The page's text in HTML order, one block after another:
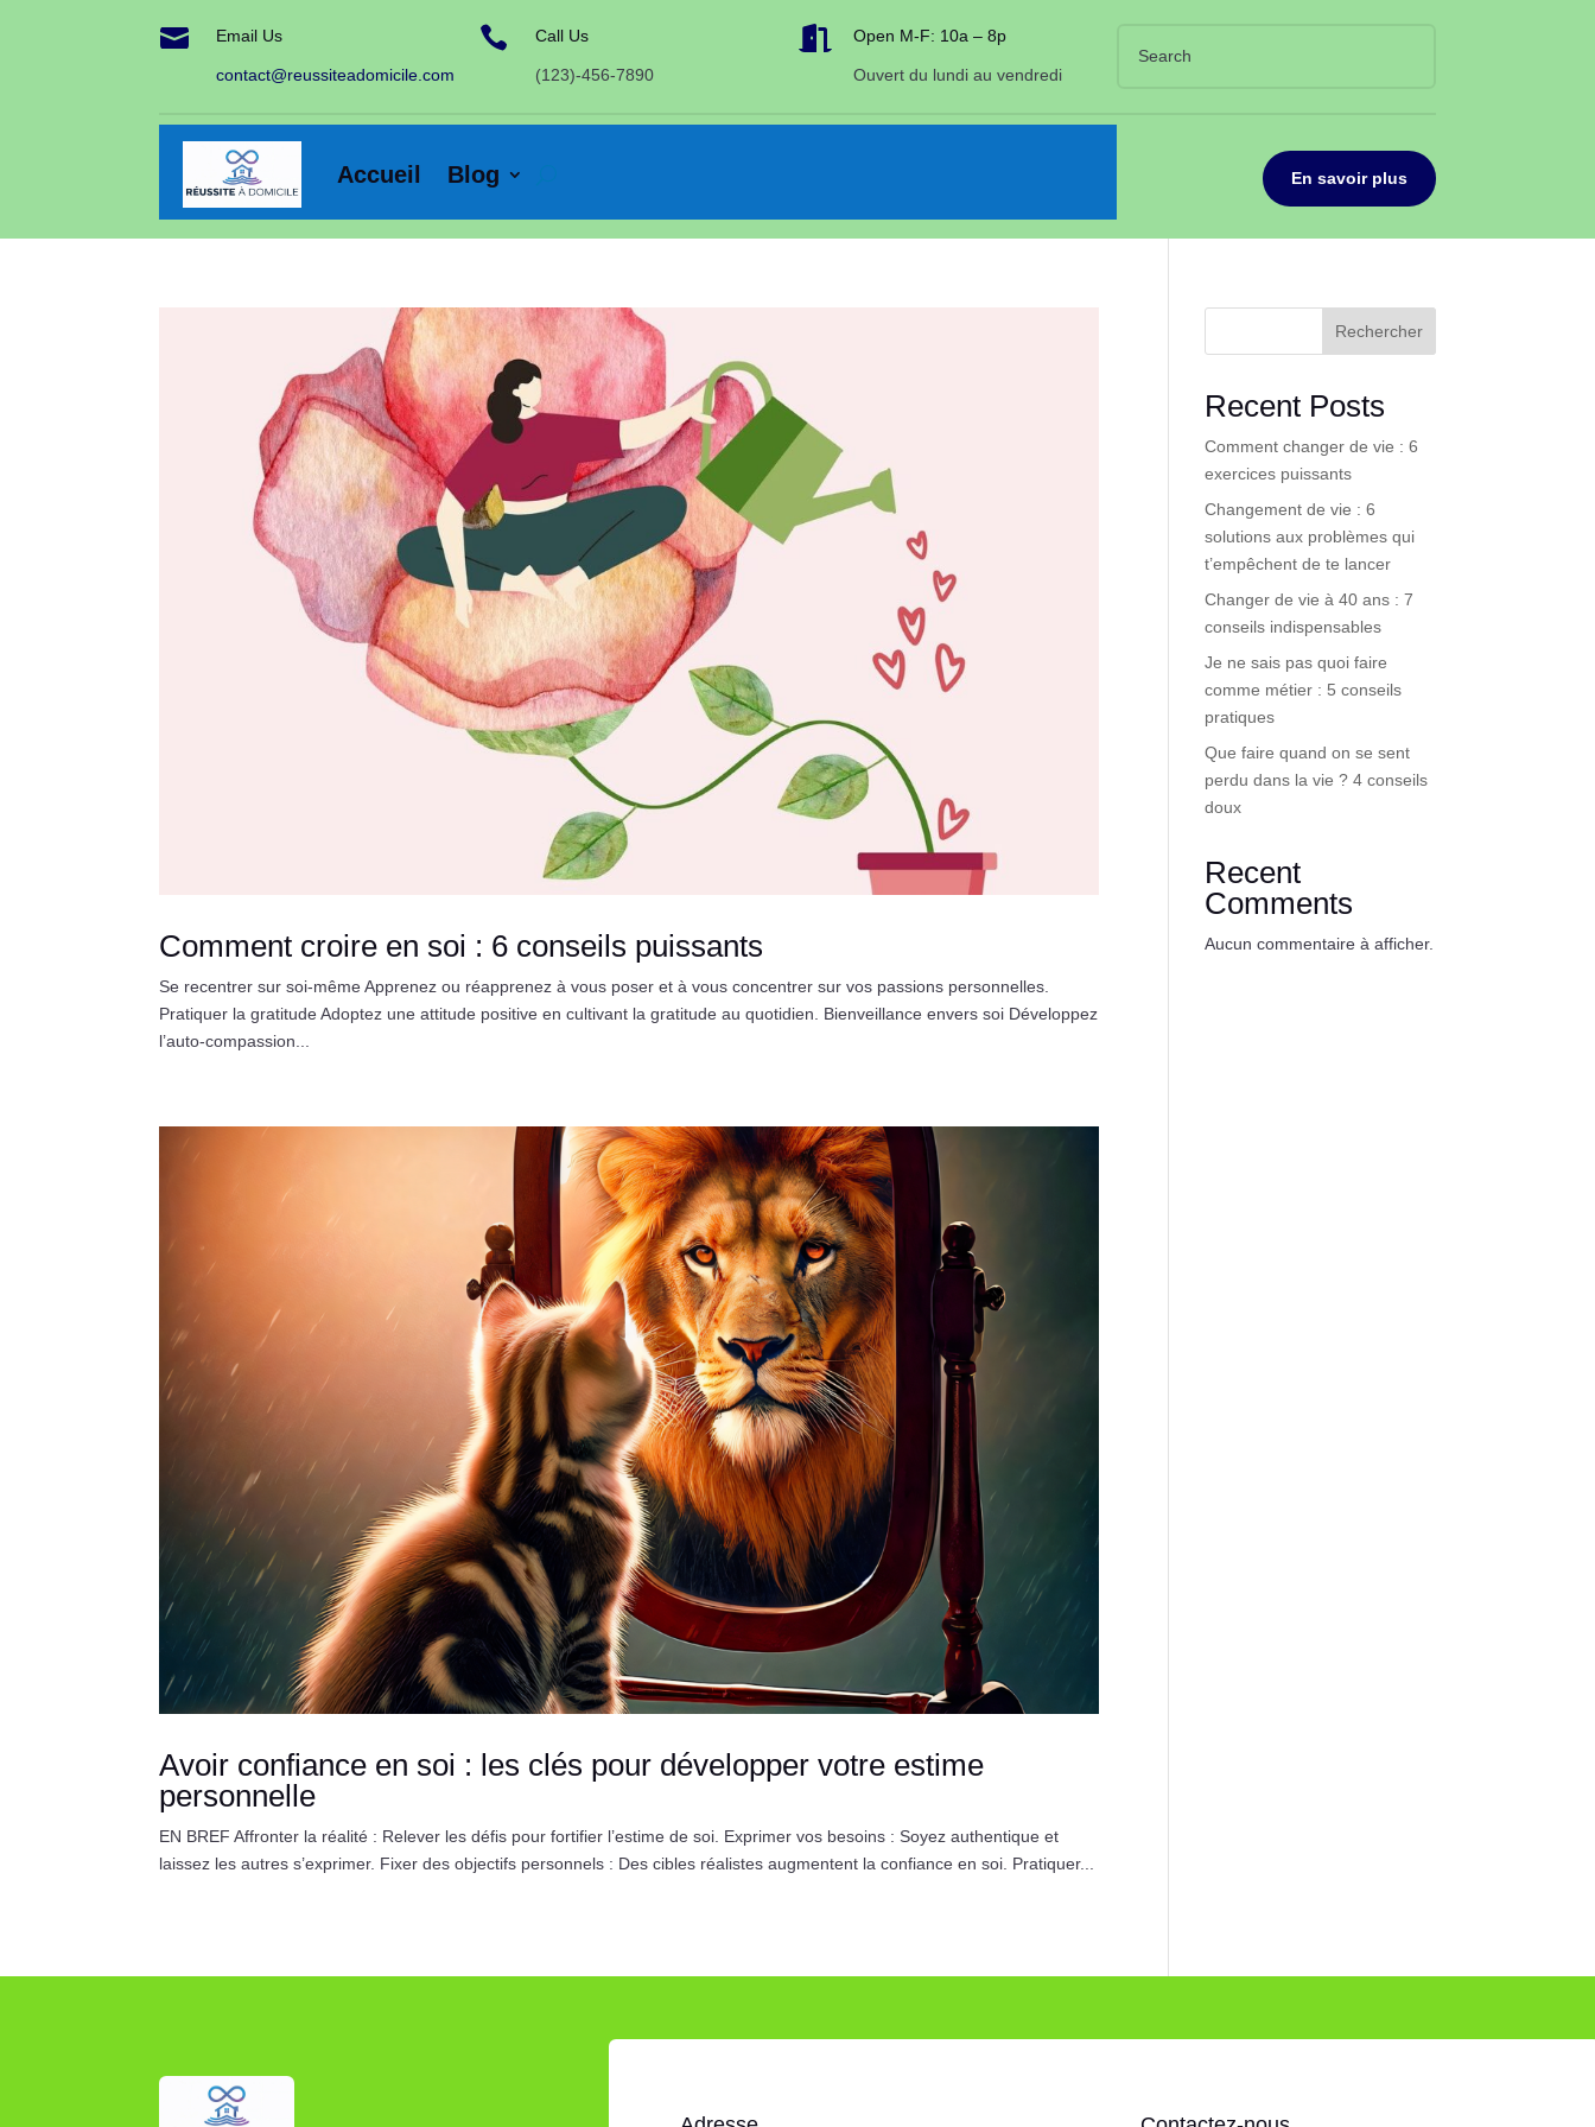
 Email Us
contact@reussiteadomicile.com
 Call Us
(123)-456-7890
 Open M-F: 10a – 8p
Ouvert du lundi au vendredi
Accueil Blog En savoir plus
Comment croire en soi : 6 conseils puissants
Se recentrer sur soi-même Apprenez ou réapprenez à vous poser et à vous concentrer sur vos passions personnelles.
Pratiquer la gratitude Adoptez une attitude positive en cultivant la gratitude au quotidien. Bienveillance envers soi Développez
l’auto-compassion...
Avoir confiance en soi : les clés pour développer votre estime
personnelle
EN BREF Affronter la réalité : Relever les défis pour fortifier l’estime de soi. Exprimer vos besoins : Soyez authentique et
laissez les autres s’exprimer. Fixer des objectifs personnels : Des cibles réalistes augmentent la confiance en soi. Pratiquer...
Rechercher
Recent Posts
Comment changer de vie : 6
exercices puissants
Changement de vie : 6
solutions aux problèmes qui
t’empêchent de te lancer
Changer de vie à 40 ans : 7
conseils indispensables
Je ne sais pas quoi faire
comme métier : 5 conseils
pratiques
Que faire quand on se sent
perdu dans la vie ? 4 conseils
doux
Recent
Comments
Aucun commentaire à afficher.